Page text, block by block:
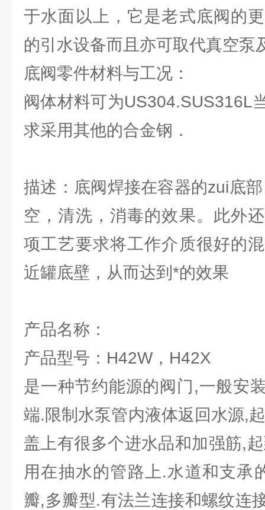
于水面以上，它是老式底阀的
的引水设备而且亦可取代真空泵
底阀零件材料与工况：
阀体材料可为US304.SUS316L
求采用其他的合金钢．
描述：底阀焊接在容器的zui底
空，清洗，消毒的效果。此外
项工艺要求将工作介质很好的
近罐底壁，从而达到*的效果
产品名称：
产品型号：H42W，H42X
是一种节约能源的阀门,一般安
端.限制水泵管内液体返回水源,
盖上有很多个进水品和加强筋,
用在抽水的管路上.水道和支承
瓣,多瓣型.有法兰连接和螺纹连